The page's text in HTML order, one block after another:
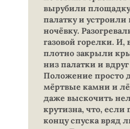
вырубили
палатку и
ночёвку.
газовой горелки. И,
плотно закрыли
низ палатки и
Положение просто
мёртвые камни и
даже выскочить
крутизна, что, если
концу спуска вряд